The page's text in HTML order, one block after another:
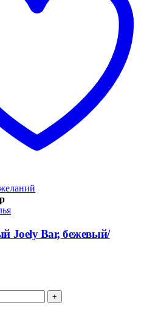
Joely Bar, бежевый/
+